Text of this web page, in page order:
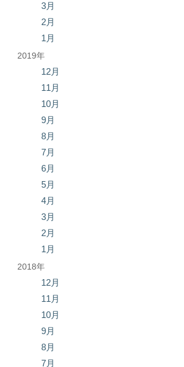
3月
2月
1月
2019年
12月
11月
10月
9月
8月
7月
6月
5月
4月
3月
2月
1月
2018年
12月
11月
10月
9月
8月
7月